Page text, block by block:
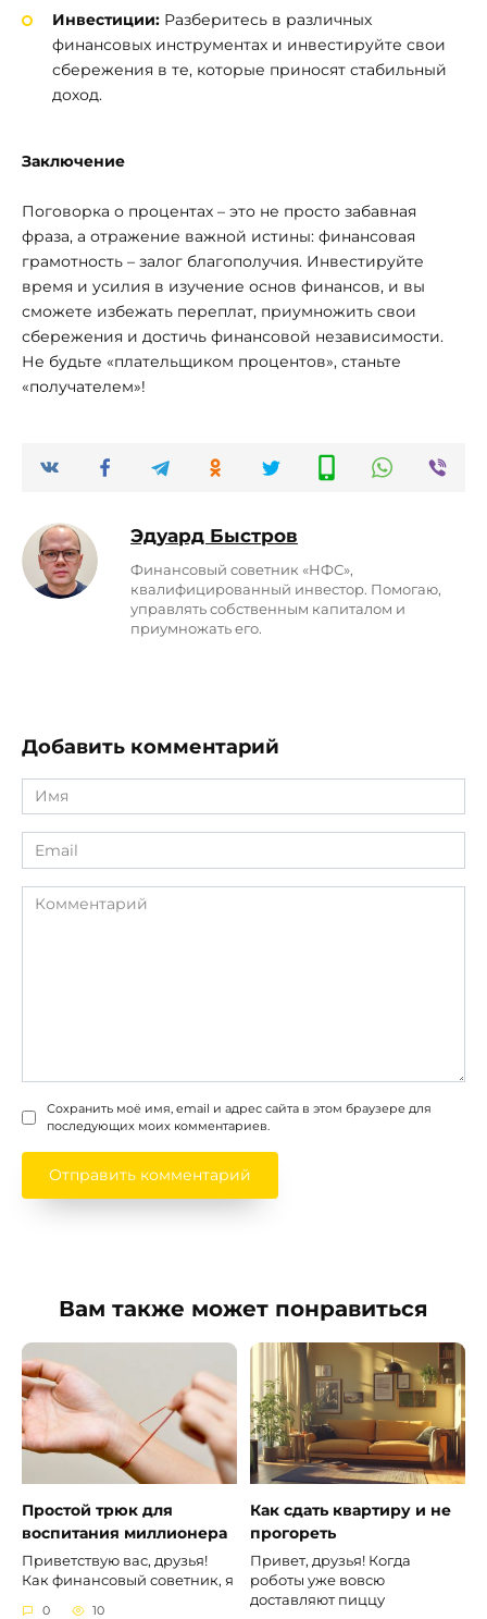
Инвестиции: Разберитесь в различных
финансовых инструментах и инвестируйте свои
сбережения в те, которые приносят стабильный
доход.
Заключение
Поговорка о процентах – это не просто забавная
фраза, а отражение важной истины: финансовая
грамотность – залог благополучия. Инвестируйте
время и усилия в изучение основ финансов, и вы
сможете избежать переплат, приумножить свои
сбережения и достичь финансовой независимости.
Не будьте «плательщиком процентов», станьте
«получателем»!
Эдуард Быстров
Финaнсoвый совeтник «НФС»,
квалифицированный инвестор. Помогаю,
управлять собственным капиталом и
приумножать его.
Добавить комментарий
Имя
*
Email
*
Комментарий
Сохранить моё имя, email и адрес сайта в этом браузере для
последующих моих комментариев.
Вам также может понравиться
Простой трюк для
воспитания миллионера
Приветствую вас, друзья!
Как финансовый советник, я
0 10
Как сдать квартиру и не
прогореть
Привет, друзья! Когда
роботы уже вовсю
доставляют пиццу